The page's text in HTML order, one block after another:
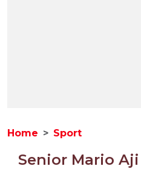
Home Sport
Senior Mario